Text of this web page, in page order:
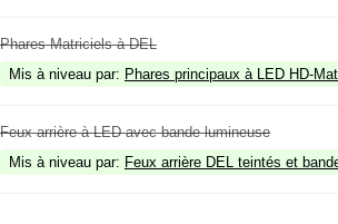
Phares Matriciels à DEL
Mis à niveau par: Phares principaux à LED HD-
Feux arrière à LED avec bande lumineuse
Mis à niveau par: Feux arrière DEL teintés et